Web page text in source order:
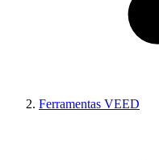
Ferramentas VEED